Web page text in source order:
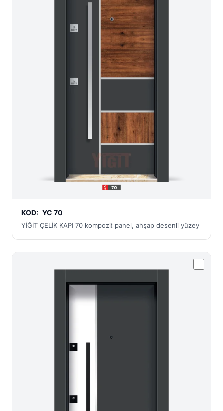
KOD: YC 70
YİĞİT ÇELİK KAPI 70 kompozit panel, ahşap desenli yüzey